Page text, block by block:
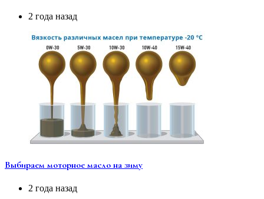
2 года назад
Выбираем моторное масло на зиму
2 года назад